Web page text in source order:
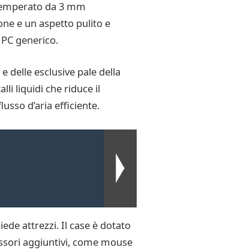
da 3 mm
e un aspetto pulito e
generico.
delle esclusive pale della
liquidi che riduce il
d’aria efficiente.
attrezzi. Il case è dotato
aggiuntivi, come mouse